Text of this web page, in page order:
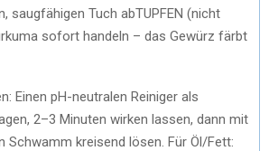
saugfähigen Tuch abTUPFEN (nicht
sofort handeln – das Gewürz färbt
Einen pH-neutralen Reiniger als
2–3 Minuten wirken lassen, dann mit
Schwamm kreisend lösen. Für Öl/Fett: